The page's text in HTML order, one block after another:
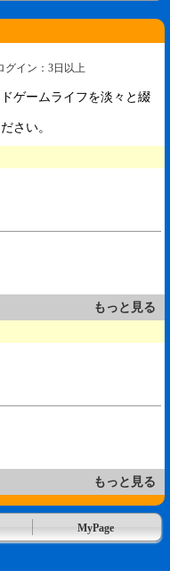
イン：3日以上
ゲームライフを淡々と綴
さい。
もっと見る
もっと見る
MyPage